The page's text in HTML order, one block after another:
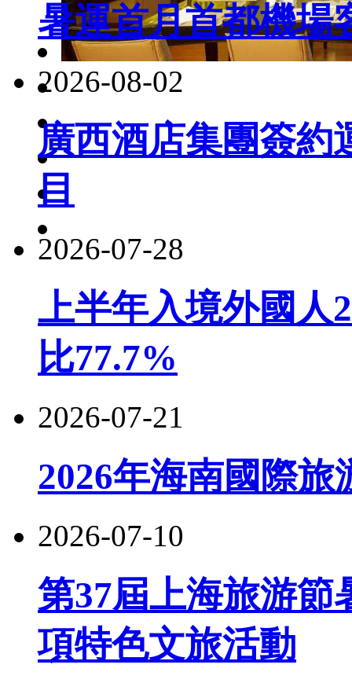
暑運首月首都機場
2026-08-02
廣西酒店集團簽約
目
2026-07-28
上半年入境外國人
比77.7%
2026-07-21
2026年海南國際
2026-07-10
第37屆上海旅游節
項特色文旅活動